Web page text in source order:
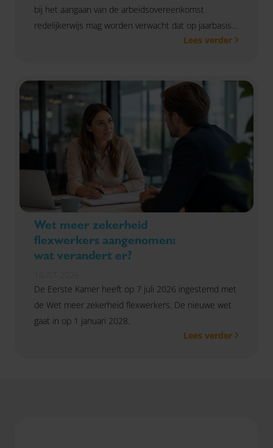
bij het aangaan van de arbeidsovereenkomst
redelijkerwijs mag worden verwacht dat op jaarbasis
aan de looneis wordt voldaan, zo oordeelt rechtbank
Lees verder
Wet meer zekerheid
flexwerkers aangenomen:
wat verandert er?
De Eerste Kamer heeft op 7 juli 2026 ingestemd met
de Wet meer zekerheid flexwerkers. De nieuwe wet
gaat in op 1 januari 2028.
Lees verder